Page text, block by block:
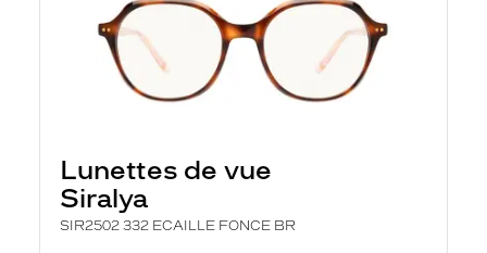
Lunettes de vue
Siralya
SIR2502 332 ECAILLE FONCE BR